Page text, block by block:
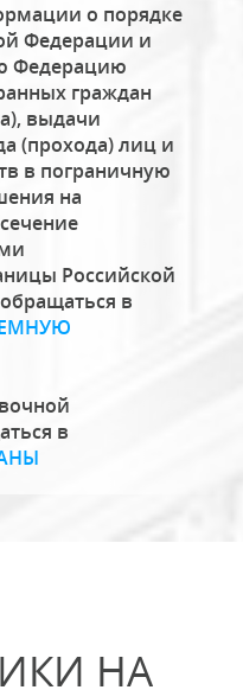
о порядке
Федерации и
Федерацию
граждан
выдачи
(прохода) лиц и
в пограничную
на
Российской
в
в
НА